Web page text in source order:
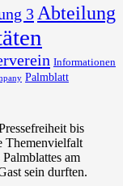
3 Abteilung
Informationen
Palmblatt
bis
Themenvielfalt
am
sein durften.